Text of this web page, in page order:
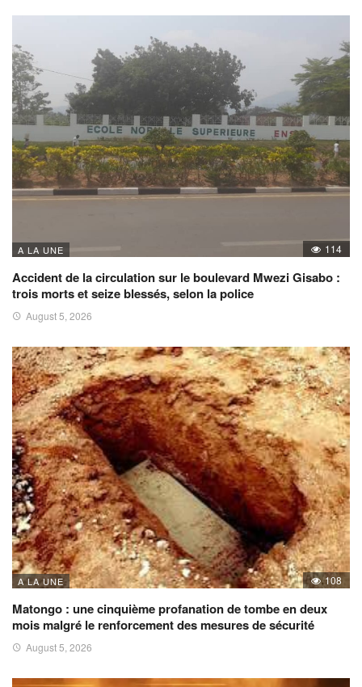
A LA UNE 114
Accident de la circulation sur le boulevard Mwezi Gisabo :
trois morts et seize blessés, selon la police
August 5, 2026
A LA UNE 108
Matongo : une cinquième profanation de tombe en deux
mois malgré le renforcement des mesures de sécurité
August 5, 2026